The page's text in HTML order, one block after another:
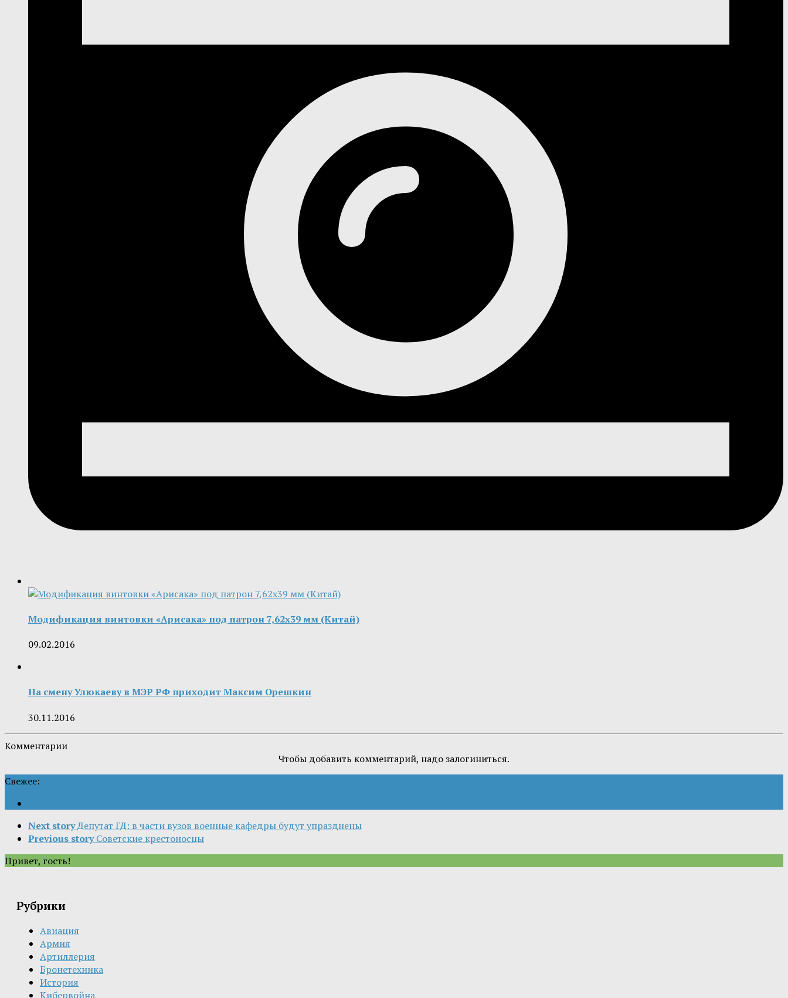
Модификация винтовки «Арисака» под патрон 7,62х39 мм (Китай)
09.02.2016
На смену Улюкаеву в МЭР РФ приходит Максим Орешкин
30.11.2016
Комментарии
Чтобы добавить комментарий, надо залогиниться.
Свежее:
Next storyДепутат ГД: в части вузов военные кафедры будут упразднены
Previous story Советские крестоносцы
Привет, гость!
Рубрики
Авиация
Армия
Артиллерия
Бронетехника
История
Кибервойна